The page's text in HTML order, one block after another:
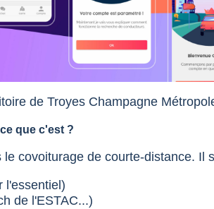
de Troyes Champagne
que c'est ?
covoiturage de courte-distance.
l'essentiel)
de l'ESTAC...)